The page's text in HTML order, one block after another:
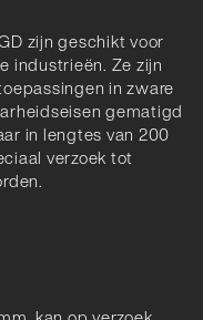
zijn geschikt voor
industrieën. Ze zijn
in zware
gematigd
in lengtes van 200
verzoek tot